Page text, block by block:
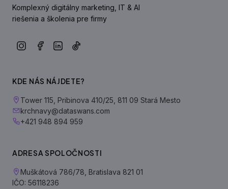
Komplexný digitálny marketing, IT & AI
riešenia a školenia pre firmy
KDE NÁS NÁJDETE?
Tower 115, Pribinova 410/25, 811 09 Stará Mesto
krchnavy@dataswans.com
+421 948 894 959
ADRESA SPOLOČNOSTI
Muškátová 786/78, Bratislava 821 01
IČO: 56118236